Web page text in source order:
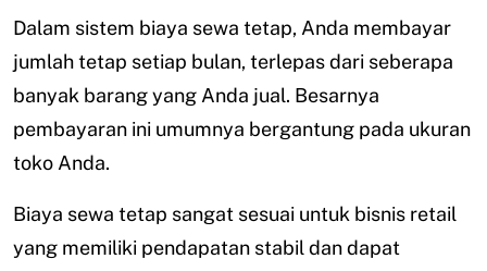
Dalam sistem biaya sewa tetap, Anda membayar
jumlah tetap setiap bulan, terlepas dari seberapa
banyak barang yang Anda jual. Besarnya
pembayaran ini umumnya bergantung pada ukuran
toko Anda.
Biaya sewa tetap sangat sesuai untuk bisnis retail
yang memiliki pendapatan stabil dan dapat